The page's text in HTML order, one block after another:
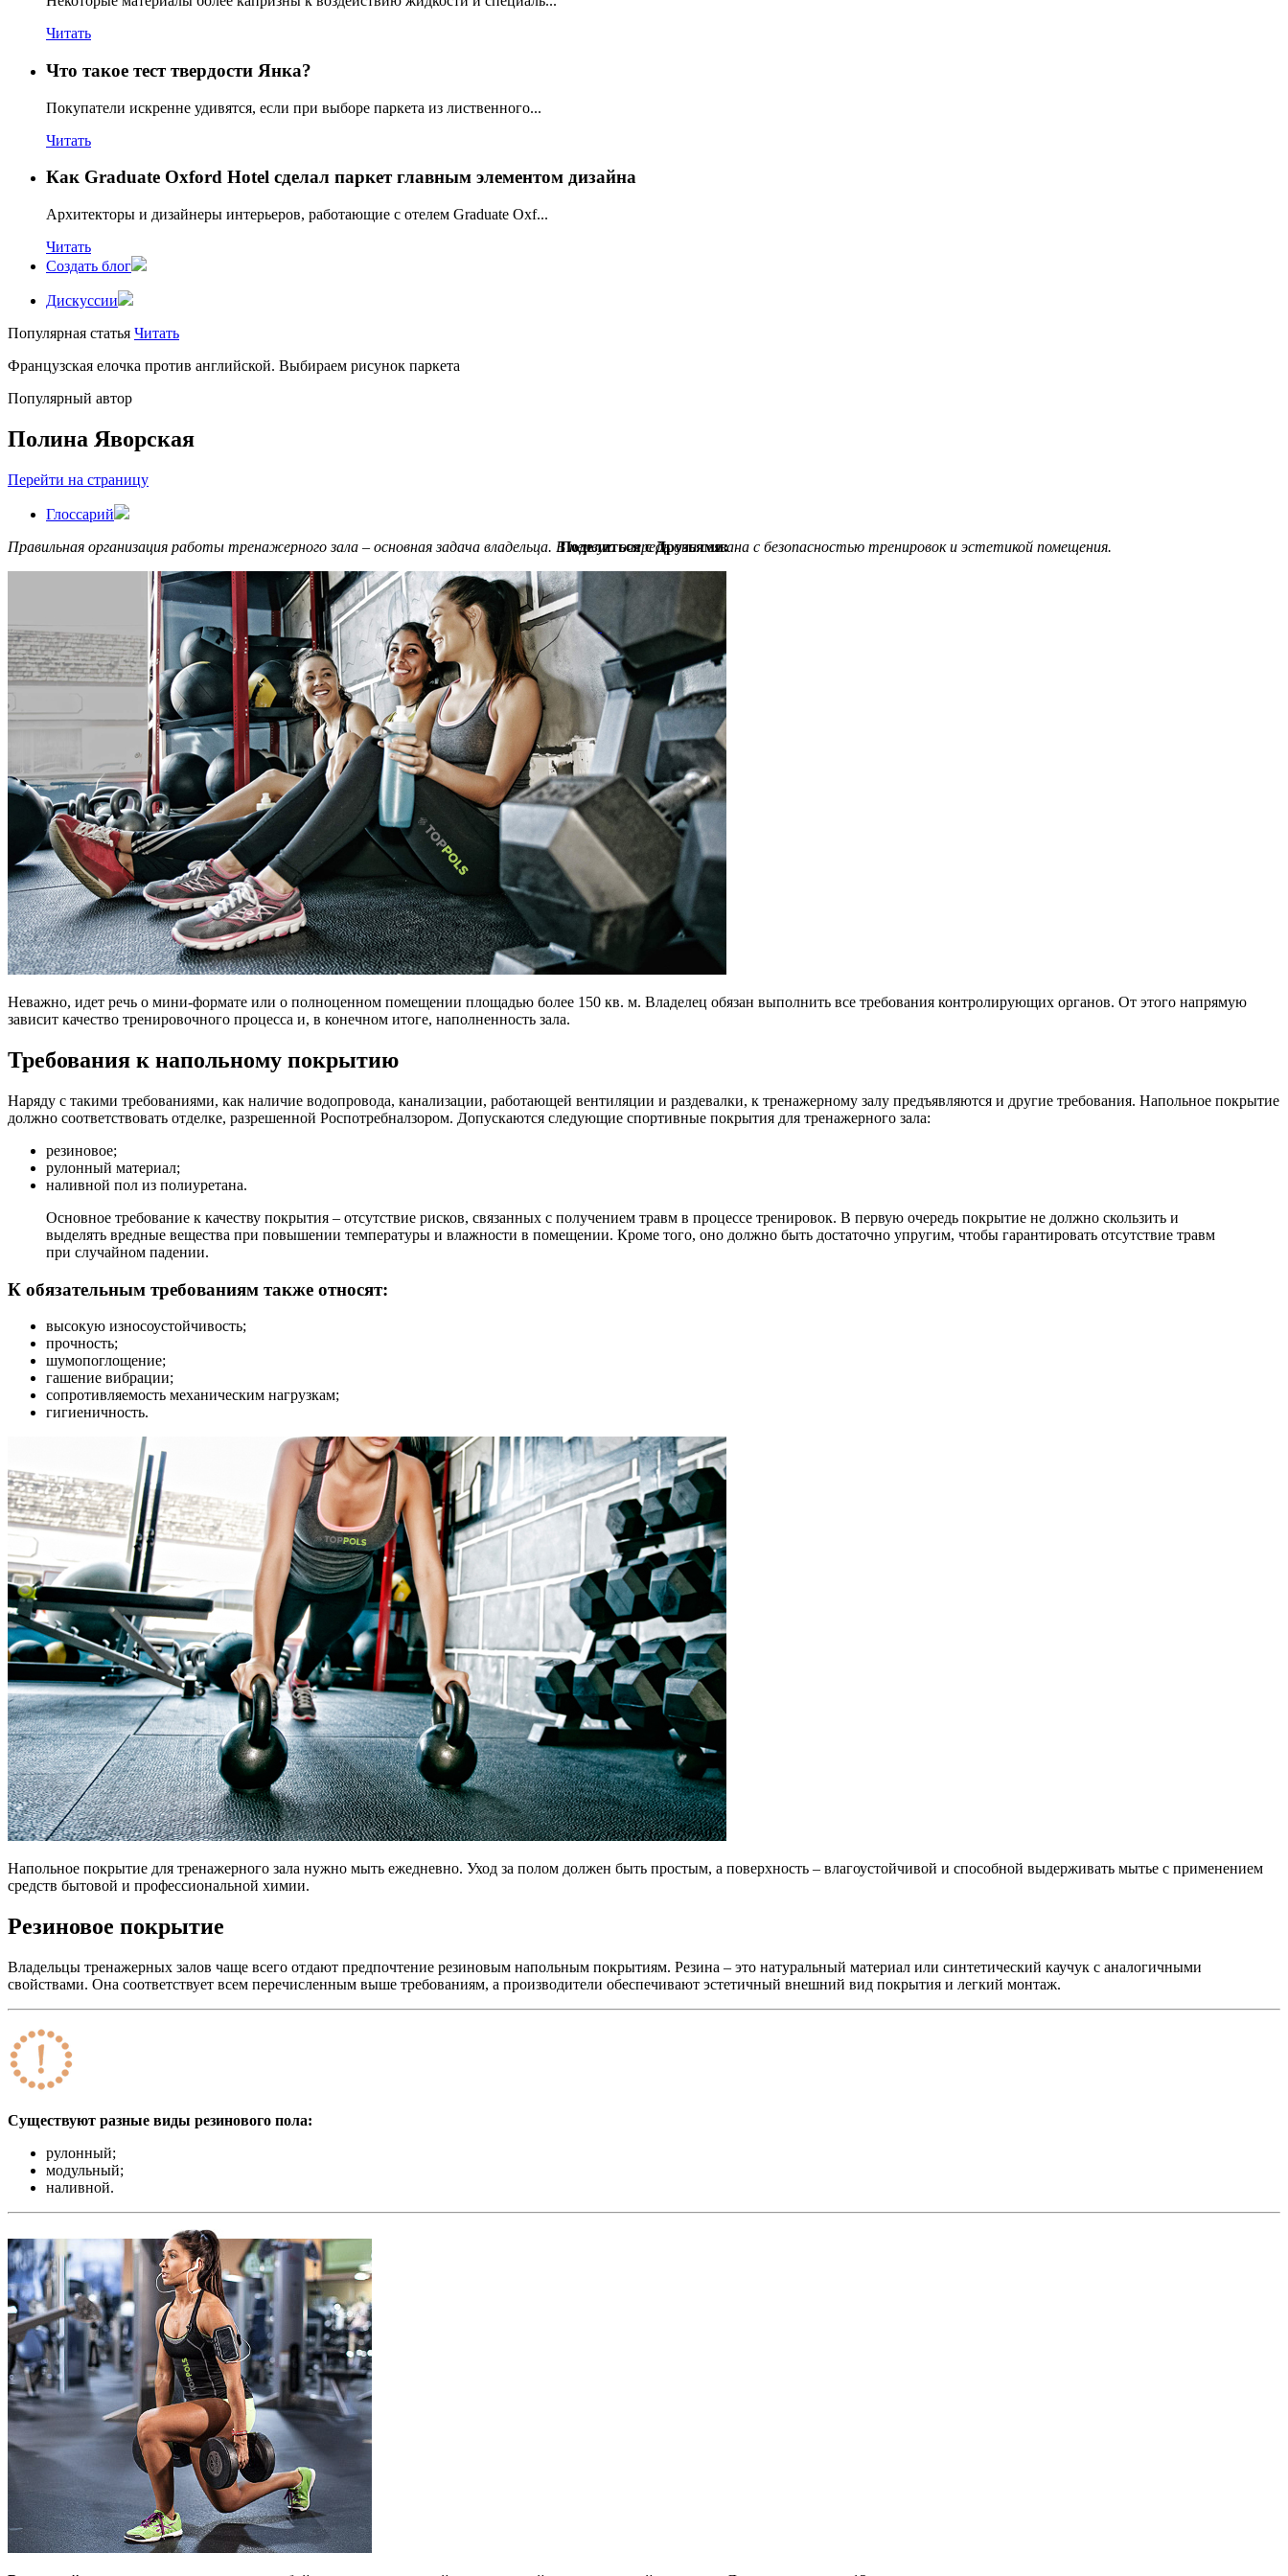
Читать
Что такое тест твердости Янка?
Покупатели искренне удивятся, если при выборе паркета из лиственного...
Читать
Как Graduate Oxford Hotel сделал паркет главным элементом дизайна
Архитекторы и дизайнеры интерьеров, работающие с отелем Graduate Oxf...
Читать
Создать блог
Дискуссии
Популярная статья Читать
Французская елочка против английской. Выбираем рисунок паркета
Популярный автор
Полина Яворская
Перейти на страницу
Глоссарий
Поделиться с Друзьями:
Правильная организация работы тренажерного зала – основная задача владельца. В первую очередь она связана с безопасностью тренировок и эстетикой помещения.
Неважно, идет речь о мини-формате или о полноценном помещении площадью более 150 кв. м. Владелец обязан выполнить все требования контролирующих органов. От этого напрямую
зависит качество тренировочного процесса и, в конечном итоге, наполненность зала.
Требования к напольному покрытию
Наряду с такими требованиями, как наличие водопровода, канализации, работающей вентиляции и раздевалки, к тренажерному залу предъявляются и другие требования. Напольное покрытие
должно соответствовать отделке, разрешенной Роспотребналзором. Допускаются следующие спортивные покрытия для тренажерного зала:
резиновое;
рулонный материал;
наливной пол из полиуретана.
Основное требование к качеству покрытия – отсутствие рисков, связанных с получением травм в процессе тренировок. В первую очередь покрытие не должно скользить и
выделять вредные вещества при повышении температуры и влажности в помещении. Кроме того, оно должно быть достаточно упругим, чтобы гарантировать отсутствие травм
при случайном падении.
К обязательным требованиям также относят:
высокую износоустойчивость;
прочность;
шумопоглощение;
гашение вибрации;
сопротивляемость механическим нагрузкам;
гигиеничность.
Напольное покрытие для тренажерного зала нужно мыть ежедневно. Уход за полом должен быть простым, а поверхность – влагоустойчивой и способной выдерживать мытье с применением
средств бытовой и профессиональной химии.
Резиновое покрытие
Владельцы тренажерных залов чаще всего отдают предпочтение резиновым напольным покрытиям. Резина – это натуральный материал или синтетический каучук с аналогичными
свойствами. Она соответствует всем перечисленным выше требованиям, а производители обеспечивают эстетичный внешний вид покрытия и легкий монтаж.
Существуют разные виды резинового пола:
рулонный;
модульный;
наливной.